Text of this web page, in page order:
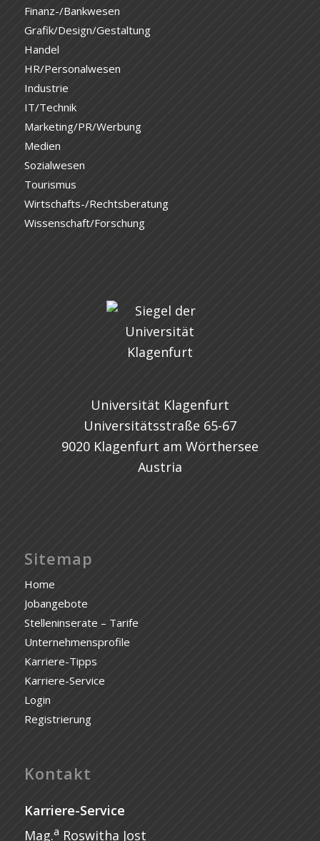
Finanz-/Bankwesen
Grafik/Design/Gestaltung
Handel
HR/Personalwesen
Industrie
IT/Technik
Marketing/PR/Werbung
Medien
Sozialwesen
Tourismus
Wirtschafts-/Rechtsberatung
Wissenschaft/Forschung
Universität Klagenfurt
Universitätsstraße 65-67
9020 Klagenfurt am Wörthersee
Austria
Sitemap
Home
Jobangebote
Stelleninserate – Tarife
Unternehmensprofile
Karriere-Tipps
Karriere-Service
Login
Registrierung
Kontakt
Karriere-Service
Mag.a Roswitha Jost